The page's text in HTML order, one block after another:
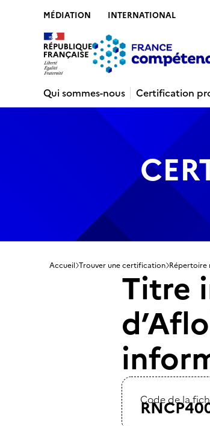
MÉDIATION INTERNATIONAL
Qui sommes-nous
Certification
Accueil Trouver une certification Répertoire
Titre
Code de la